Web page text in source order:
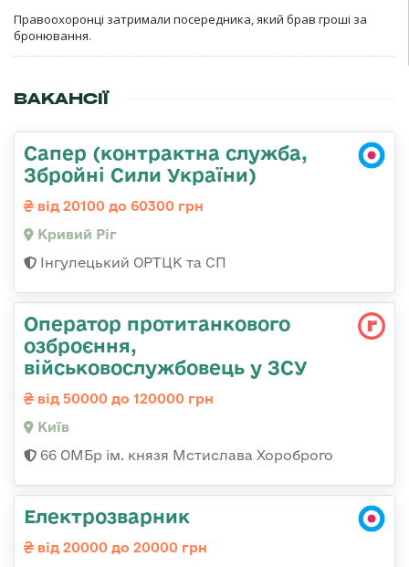
Правоохоронці затримали посередника, який брав гроші за
бронювання.
ВАКАНСІЇ
Сапер (контрактна служба,
Збройні Сили України)
від 20100 до 60300 грн
Кривий Ріг
Інгулецький ОРТЦК та СП
Оператор протитанкового
озброєння,
військовослужбовець у ЗСУ
від 50000 до 120000 грн
Київ
66 ОМБр ім. князя Мстислава Хороброго
Електрозварник
від 20000 до 20000 грн